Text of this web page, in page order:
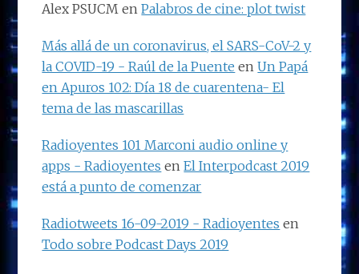
Alex PSUCM enPalabros de cine: plot twist
Más allá de un coronavirus, el SARS-CoV-2 y
la COVID-19 - Raúl de la Puente enUn Papá
en Apuros 102: Día 18 de cuarentena- El
tema de las mascarillas
Radioyentes 101 Marconi audio online y
apps - Radioyentes enEl Interpodcast 2019
está a punto de comenzar
Radiotweets 16-09-2019 - Radioyentes en
Todo sobre Podcast Days 2019